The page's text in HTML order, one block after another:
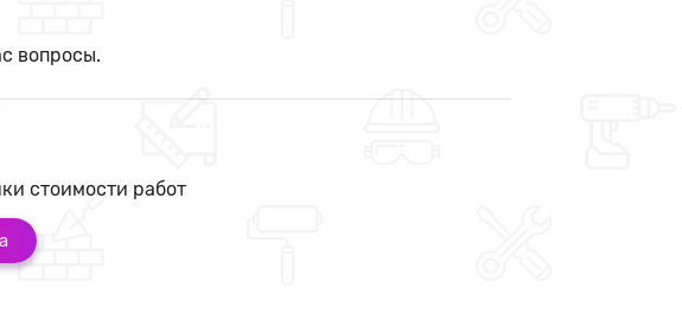
вопросы.
стоимости работ